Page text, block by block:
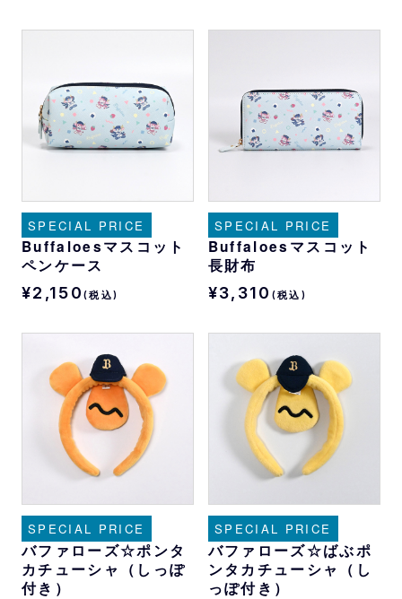
SPECIAL PRICE
Buffaloesマスコット
ペンケース
¥2,150 (税込)
SPECIAL PRICE
Buffaloesマスコット
長財布
¥3,310 (税込)
SPECIAL PRICE
バファローズ☆ポンタ
カチューシャ（しっぽ
付き）
SPECIAL PRICE
バファローズ☆ばぶポ
ンタカチューシャ（し
っぽ付き）